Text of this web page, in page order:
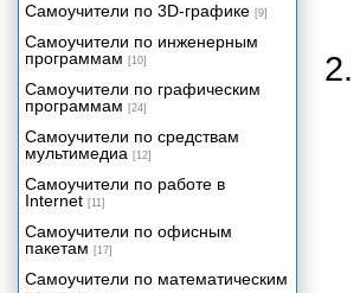
Процессор баз данных Borland
Database Engine
Технология dbExpress
Сервер баз данных InterBase и
компоненты InterBase Express
Использование ADO средствами
Delphi
Технология DataSnap.
Механизмы удаленного доступа.
Сервер приложения
распределенного приложения
Самоучители по 3D-графике [9]
Самоучители по инженерным
программам [10]
Самоучители по графическим
программам [24]
Самоучители по средствам
мультимедиа [12]
Самоучители по работе в
Internet [11]
Самоучители по офисным
пакетам [17]
Самоучители по математическим